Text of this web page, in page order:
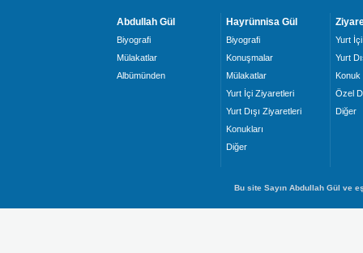
Abdullah Gül
Biyografi
Mülakatlar
Albümünden
Hayrünnisa Gül
Biyografi
Konuşmalar
Mülakatlar
Yurt İçi Ziyaretleri
Yurt Dışı Ziyaretleri
Konukları
Diğer
Yurt İçi
Yurt
Konuk
Özel
Diğer
Bu site Sayın Abdullah Gül ve